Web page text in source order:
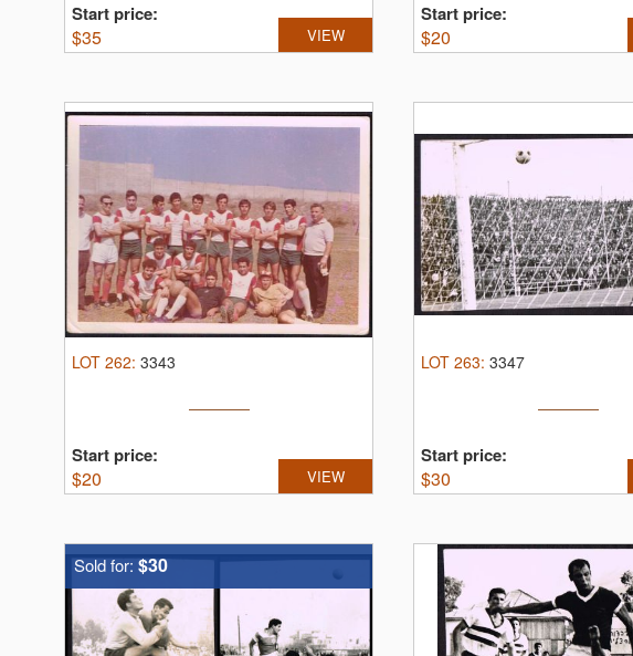
Start price:
$35 VIEW
Start price:
$20
LOT 262: 3343
Start price:
$20 VIEW
LOT 263: 3347
Start price:
$30
Sold for: $30